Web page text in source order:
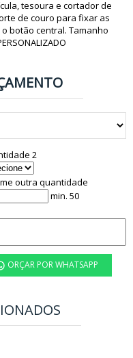
tesoura e cortador de
de couro para fixar as
botão central. Tamanho
2
outra quantidade
min. 50
ORÇAR POR WHATSAPP